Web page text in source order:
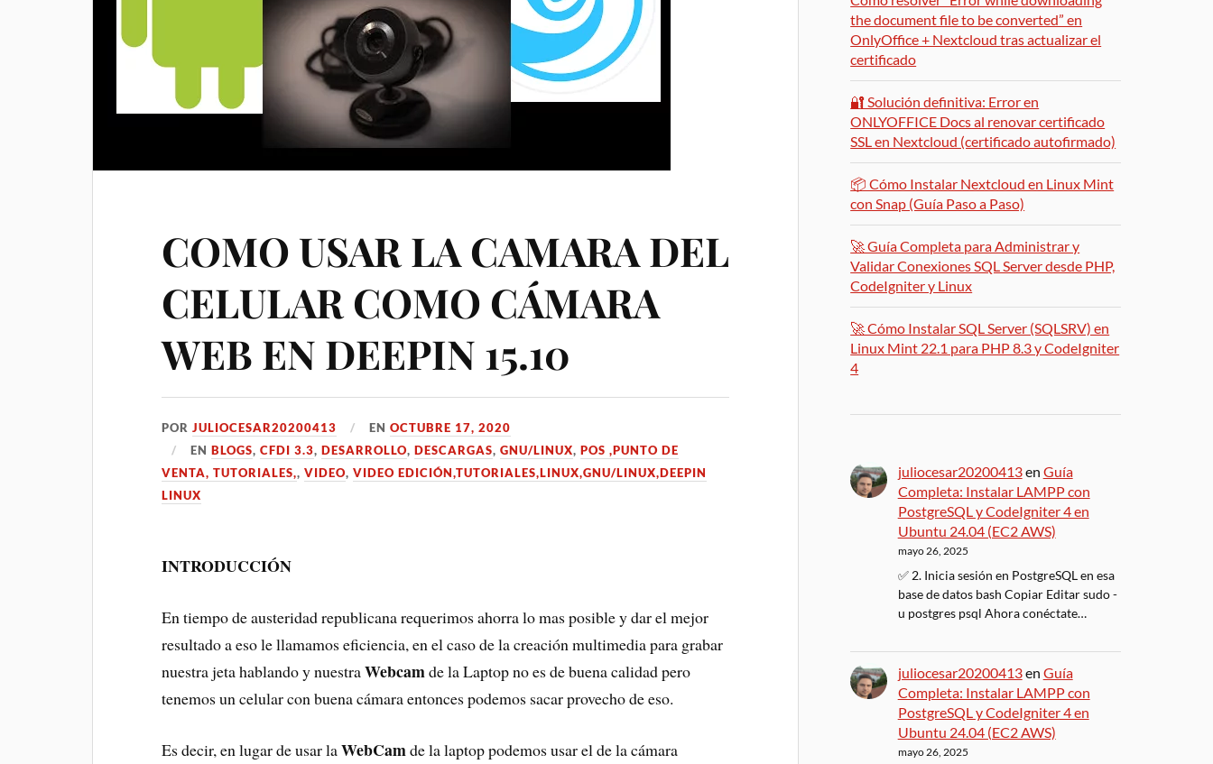
COMO USAR LA CAMARA DEL
CELULAR COMO CÁMARA
WEB EN DEEPIN 15.10
PORJULIOCESAR20200413 ENOCTUBRE 17, 2020
ENBLOGS,CFDI 3.3,DESARROLLO,DESCARGAS,GNU/LINUX,POS ,PUNTO DE
VENTA, TUTORIALES,,VIDEO,VIDEO EDICIÓN,TUTORIALES,LINUX,GNU/LINUX,DEEPIN
LINUX
INTRODUCCIÓN
En tiempo de austeridad republicana requerimos ahorra lo mas posible y dar el mejor
resultado a eso le llamamos eficiencia, en el caso de la creación multimedia para grabar
nuestra jeta hablando y nuestraWebcamde la Laptop no es de buena calidad pero
tenemos un celular con buena cámara entonces podemos sacar provecho de eso.
Es decir, en lugar de usar laWebCamde la laptop podemos usar el de la cámara
the document file to be converted” en
OnlyOffice + Nextcloud tras actualizar el
certificado
🔐 Solución definitiva: Error en
ONLYOFFICE Docs al renovar certificado
SSL en Nextcloud (certificado autofirmado)
📦 Cómo Instalar Nextcloud en Linux Mint
con Snap (Guía Paso a Paso)
🚀 Guía Completa para Administrar y
Validar Conexiones SQL Server desde PHP,
CodeIgniter y Linux
🚀 Cómo Instalar SQL Server (SQLSRV) en
Linux Mint 22.1 para PHP 8.3 y CodeIgniter
4
juliocesar20200413en Guía
Completa: Instalar LAMPP con
PostgreSQL y CodeIgniter 4 en
Ubuntu 24.04 (EC2 AWS)
mayo 26, 2025
✅ 2. Inicia sesión en PostgreSQL en esa
base de datos bash Copiar Editar sudo -
u postgres psql Ahora conéctate…
juliocesar20200413en Guía
Completa: Instalar LAMPP con
PostgreSQL y CodeIgniter 4 en
Ubuntu 24.04 (EC2 AWS)
mayo 26, 2025